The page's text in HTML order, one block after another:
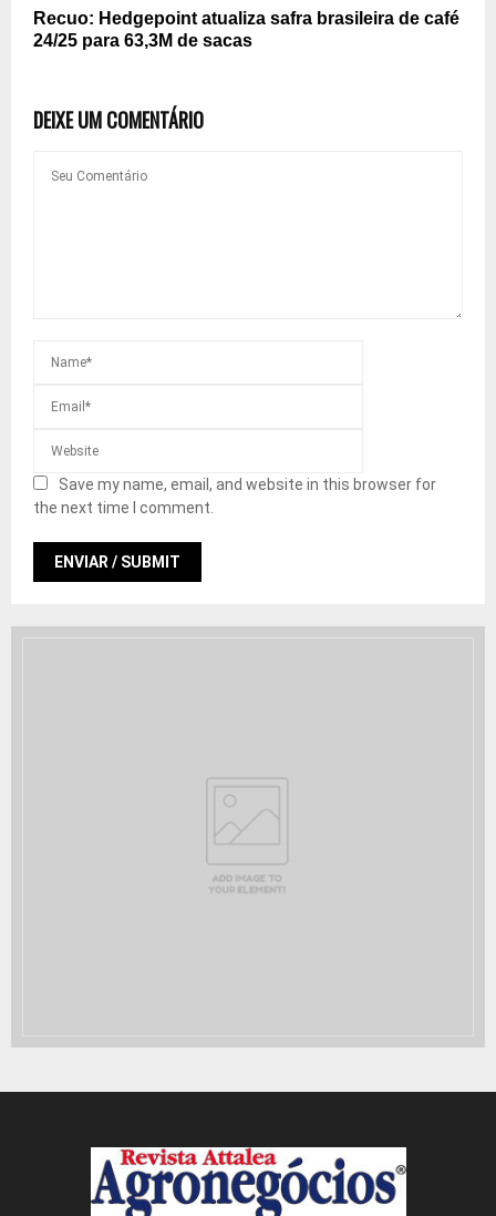
Recuo: Hedgepoint atualiza safra brasileira de café
24/25 para 63,3M de sacas
DEIXE UM COMENTÁRIO
Save my name, email, and website in this browser for
the next time I comment.